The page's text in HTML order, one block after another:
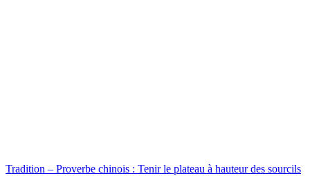
Tradition – Proverbe chinois : Tenir le plateau à hauteur des sourcils